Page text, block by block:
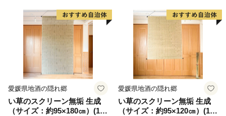
ウイルス効果 お取り寄せ 愛
知県 小牧市 送料無料
愛媛県地酒の隠れ郷
い草のスクリーン無垢 生成
（サイズ：約95×180㎝）(14
愛媛県地酒の隠れ郷
い草のスクリーン無垢 生成
（サイズ：約95×120㎝）(14